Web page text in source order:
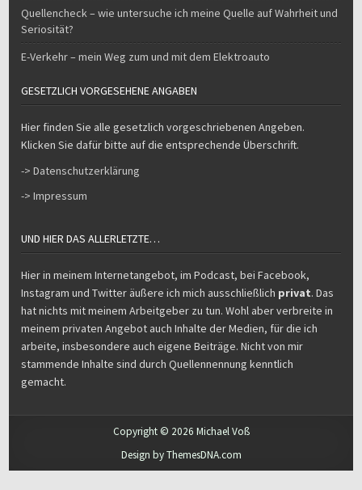
Quellencheck – wie untersuche ich meine Quelle auf Wahrheit und
Seriosität?
E-Verkehr – mein Weg zum und mit dem Elektroauto
GESETZLICH VORGESEHENE ANGABEN
Hier finden Sie alle gesetzlich vorgeschriebenen Angeben.
Klicken Sie dafür bitte auf die entsprechende Überschrift.
-> Datenschutzerklärung
-> Impressum
UND HIER DAS ALLERLETZTE…
Hier in meinem Internetangebot, im Podcast, bei Facebook,
Instagram und Twitter äußere ich mich ausschließlich privat. Das
hat nichts mit meinem Arbeitgeber zu tun. Wohl aber verbreite in
meinem privaten Angebot auch Inhalte der Medien, für die ich
arbeite, insbesondere auch eigene Beiträge. Nicht von mir
stammende Inhalte sind durch Quellennennung kenntlich
gemacht.
Copyright © 2026 Michael Voß
Design by ThemesDNA.com